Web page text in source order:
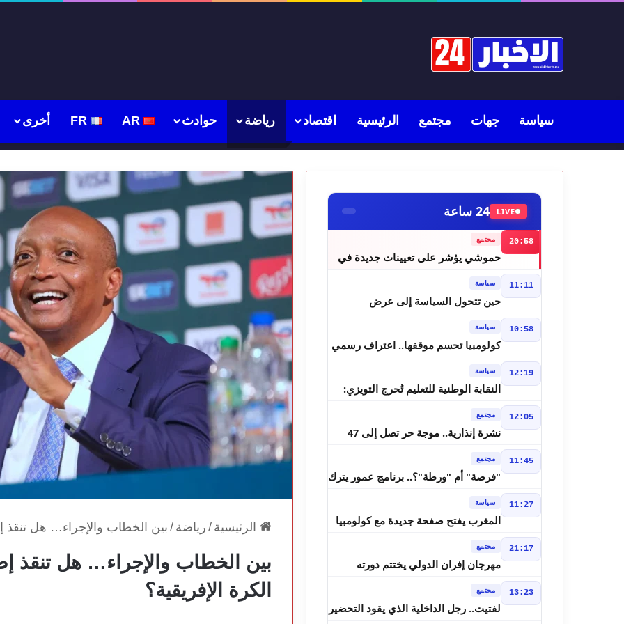
سياسة جهات مجتمع الرئيسية اقتصاد رياضة حوادث AR
FR أخرى
الرئيسية / رياضة / بين الخطاب والإجراء… هل تنقذ
بين الخطاب والإجراء… هل تنقذ
الكرة الإفريقية؟
LIVE 24 ساعة
20:58 مجتمع
حموشي يؤشر على تعيينات جديدة في
المملكة
11:11 سياسة
حين تتحول السياسة إلى عرض
التعليقات الساخرة
10:58 سياسة
كولومبيا تحسم موقفها.. اعتراف رسمي
12:19 سياسة
النقابة الوطنية للتعليم تُحرج التويزي:
12:05 مجتمع
نشرة إنذارية.. موجة حر تصل إلى 47
بالمغرب
11:45 مجتمع
"فرصة" أم "ورطة"؟.. برنامج عمور يترك
11:27 سياسة
المغرب يفتح صفحة جديدة مع كولومبيا
21:17 مجتمع
مهرجان إفران الدولي يختتم دورته
تخطف الأضواء
13:23 مجتمع
لفتيت.. رجل الداخلية الذي يقود التحضير